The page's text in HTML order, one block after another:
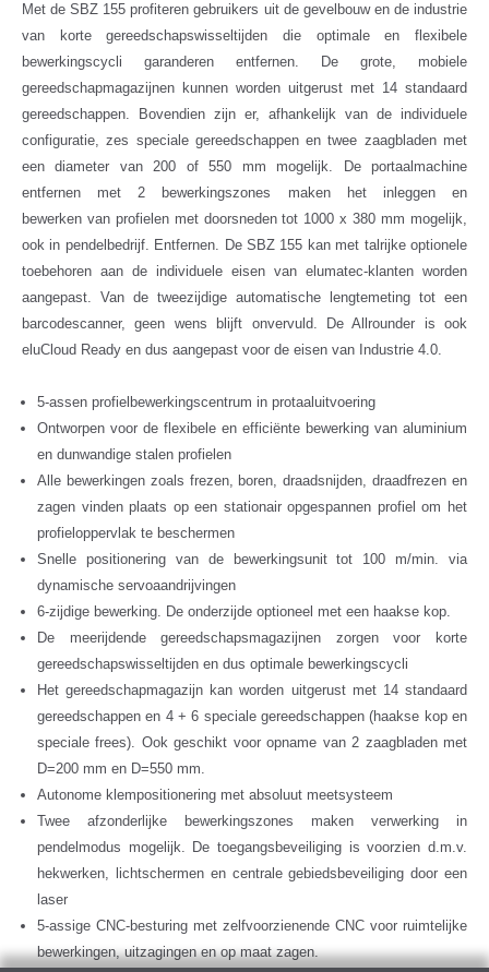
Met de SBZ 155 profiteren gebruikers uit de gevelbouw en de industrie
van korte gereedschapswisseltijden die optimale en flexibele
bewerkingscycli garanderen entfernen. De grote, mobiele
gereedschapmagazijnen kunnen worden uitgerust met 14 standaard
gereedschappen. Bovendien zijn er, afhankelijk van de individuele
configuratie, zes speciale gereedschappen en twee zaagbladen met
een diameter van 200 of 550 mm mogelijk. De portaalmachine
entfernen met 2 bewerkingszones maken het inleggen en
bewerken van profielen met doorsneden tot 1000 x 380 mm mogelijk,
ook in pendelbedrijf. Entfernen. De SBZ 155 kan met talrijke optionele
toebehoren aan de individuele eisen van elumatec-klanten worden
aangepast. Van de tweezijdige automatische lengtemeting tot een
barcodescanner, geen wens blijft onvervuld. De Allrounder is ook
eluCloud Ready en dus aangepast voor de eisen van Industrie 4.0.
5-assen profielbewerkingscentrum in protaaluitvoering
Ontworpen voor de flexibele en efficiënte bewerking van aluminium
en dunwandige stalen profielen
Alle bewerkingen zoals frezen, boren, draadsnijden, draadfrezen en
zagen vinden plaats op een stationair opgespannen profiel om het
profieloppervlak te beschermen
Snelle positionering van de bewerkingsunit tot 100 m/min. via
dynamische servoaandrijvingen
6-zijdige bewerking. De onderzijde optioneel met een haakse kop.
De meerijdende gereedschapsmagazijnen zorgen voor korte
gereedschapswisseltijden en dus optimale bewerkingscycli
Het gereedschapmagazijn kan worden uitgerust met 14 standaard
gereedschappen en 4 + 6 speciale gereedschappen (haakse kop en
speciale frees). Ook geschikt voor opname van 2 zaagbladen met
D=200 mm en D=550 mm.
Autonome klempositionering met absoluut meetsysteem
Twee afzonderlijke bewerkingszones maken verwerking in
pendelmodus mogelijk. De toegangsbeveiliging is voorzien d.m.v.
hekwerken, lichtschermen en centrale gebiedsbeveiliging door een
laser
5-assige CNC-besturing met zelfvoorzienende CNC voor ruimtelijke
bewerkingen, uitzagingen en op maat zagen.